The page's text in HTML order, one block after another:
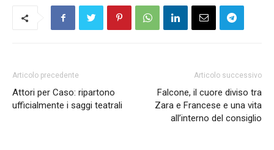
Articolo precedente
Attori per Caso: ripartono
ufficialmente i saggi teatrali
Articolo successivo
Falcone, il cuore diviso tra
Zara e Francese e una vita
all’interno del consiglio